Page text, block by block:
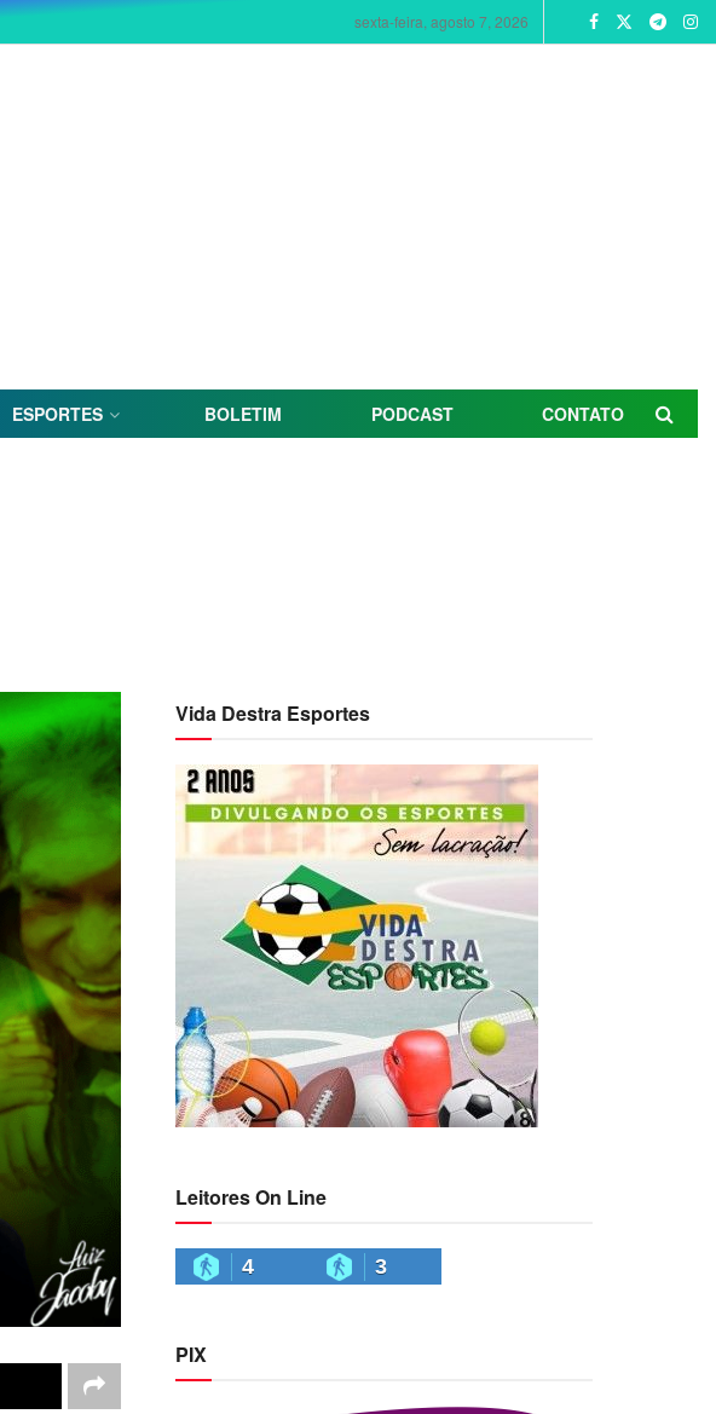
sexta-feira, agosto 7, 2026
ESPORTES BOLETIM PODCAST CONTATO
Vida Destra Esportes
Leitores On Line
4 3
PIX